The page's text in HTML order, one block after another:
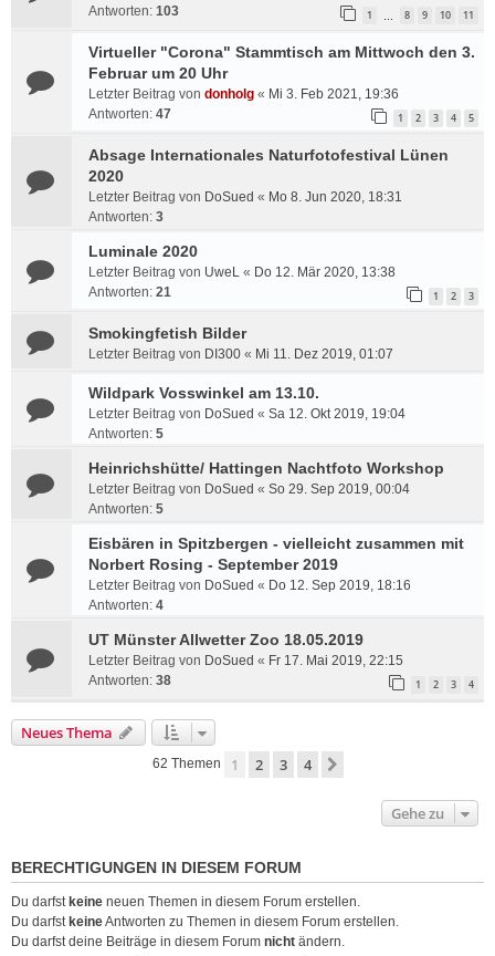
Antworten: 103 1 8 9 10 11
Virtueller "Corona" Stammtisch am Mittwoch den 3.
Februar um 20 Uhr
Letzter Beitrag von donholg « Mi 3. Feb 2021, 19:36
Antworten: 47 1 2 3 4 5
Absage Internationales Naturfotofestival Lünen
2020
Letzter Beitrag von DoSued « Mo 8. Jun 2020, 18:31
Antworten: 3
Luminale 2020
Letzter Beitrag von UweL « Do 12. Mär 2020, 13:38
Antworten: 21 1 2 3
Smokingfetish Bilder
Letzter Beitrag von DI300 « Mi 11. Dez 2019, 01:07
Wildpark Vosswinkel am 13.10.
Letzter Beitrag von DoSued « Sa 12. Okt 2019, 19:04
Antworten: 5
Heinrichshütte/ Hattingen Nachtfoto Workshop
Letzter Beitrag von DoSued « So 29. Sep 2019, 00:04
Antworten: 5
Eisbären in Spitzbergen - vielleicht zusammen mit
Norbert Rosing - September 2019
Letzter Beitrag von DoSued « Do 12. Sep 2019, 18:16
Antworten: 4
UT Münster Allwetter Zoo 18.05.2019
Letzter Beitrag von DoSued « Fr 17. Mai 2019, 22:15
Antworten: 38 1 2 3 4
Neues Thema
62 Themen 1 2 3 4
Gehe zu
BERECHTIGUNGEN IN DIESEM FORUM
Du darfst keine neuen Themen in diesem Forum erstellen.
Du darfst keineAntworten zu Themen in diesem Forum erstellen.
Du darfst deine Beiträge in diesem Forum nicht ändern.